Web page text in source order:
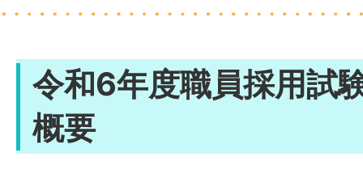
令和6年度職員採用試
概要